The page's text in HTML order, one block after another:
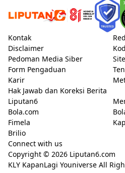
Kontak
Disclaimer
Pedoman Media Siber
Form Pengaduan
Karir
Hak Jawab dan Koreksi Berita
Liputan6
Bola.com
Fimela
Brilio
Connect with us
Copyright © 2026 Liputan6.com
KLY KapanLagi Youniverse All